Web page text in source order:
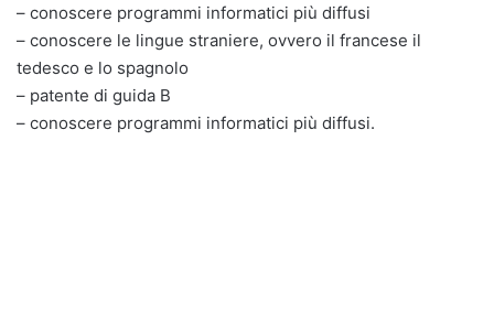
– conoscere programmi informatici più diffusi
– conoscere le lingue straniere, ovvero il francese il
tedesco e lo spagnolo
– patente di guida B
– conoscere programmi informatici più diffusi.